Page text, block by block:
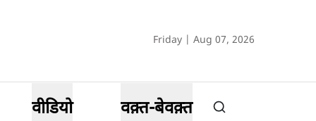
Friday | Aug 07, 2026
वीडियो वक़्त-बेवक़्त